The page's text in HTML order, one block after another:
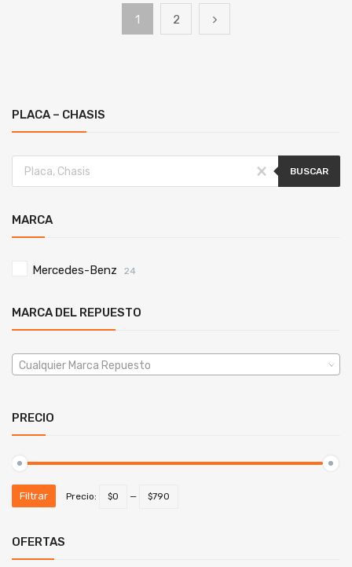
1 2
PLACA – CHASIS
BUSCAR
MARCA
Mercedes-Benz 24
MARCA DEL REPUESTO
Cualquier Marca Repuesto
PRECIO
Filtrar Precio: $0 — $790
OFERTAS